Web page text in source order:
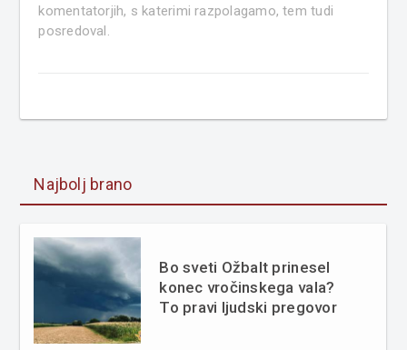
komentatorjih, s katerimi razpolagamo, tem tudi
posredoval.
Najbolj brano
Bo sveti Ožbalt prinesel
konec vročinskega vala?
To pravi ljudski pregovor